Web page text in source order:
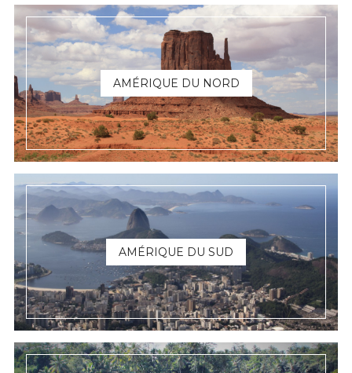
AMÉRIQUE DU NORD
AMÉRIQUE DU SUD